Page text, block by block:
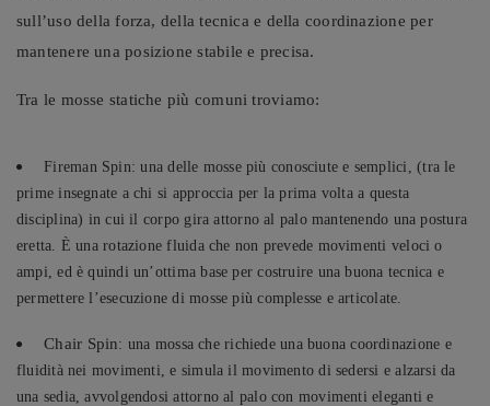
sull’uso della forza, della tecnica e della coordinazione per
mantenere una posizione stabile e precisa.
Tra le mosse statiche più comuni troviamo:
Fireman Spin: una delle mosse più conosciute e semplici, (tra le
prime insegnate a chi si approccia per la prima volta a questa
disciplina) in cui il corpo gira attorno al palo mantenendo una postura
eretta. È una rotazione fluida che non prevede movimenti veloci o
ampi, ed è quindi un’ottima base per costruire una buona tecnica e
permettere l’esecuzione di mosse più complesse e articolate.
Chair Spin: una mossa che richiede una buona coordinazione e
fluidità nei movimenti, e simula il movimento di sedersi e alzarsi da
una sedia, avvolgendosi attorno al palo con movimenti eleganti e